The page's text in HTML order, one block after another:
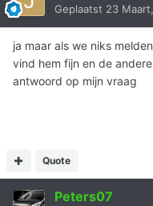
Geplaatst 23
ja maar als we niks
vind hem fijn en de
antwoord op mijn vraag
Quote
Peters07